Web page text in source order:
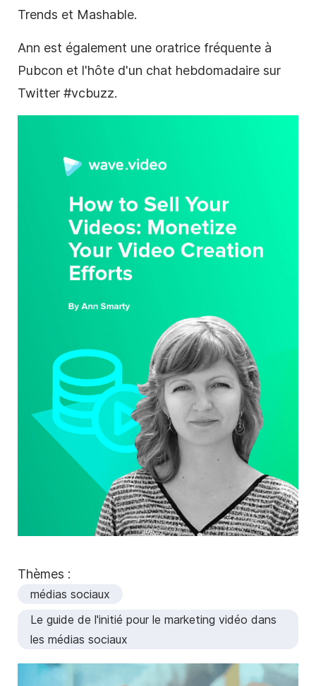
Trends et Mashable.
Ann est également une oratrice fréquente à
Pubcon et l'hôte d'un chat hebdomadaire sur
Twitter #vcbuzz.
Thèmes :
médias sociaux
Le guide de l'initié pour le marketing vidéo dans
les médias sociaux